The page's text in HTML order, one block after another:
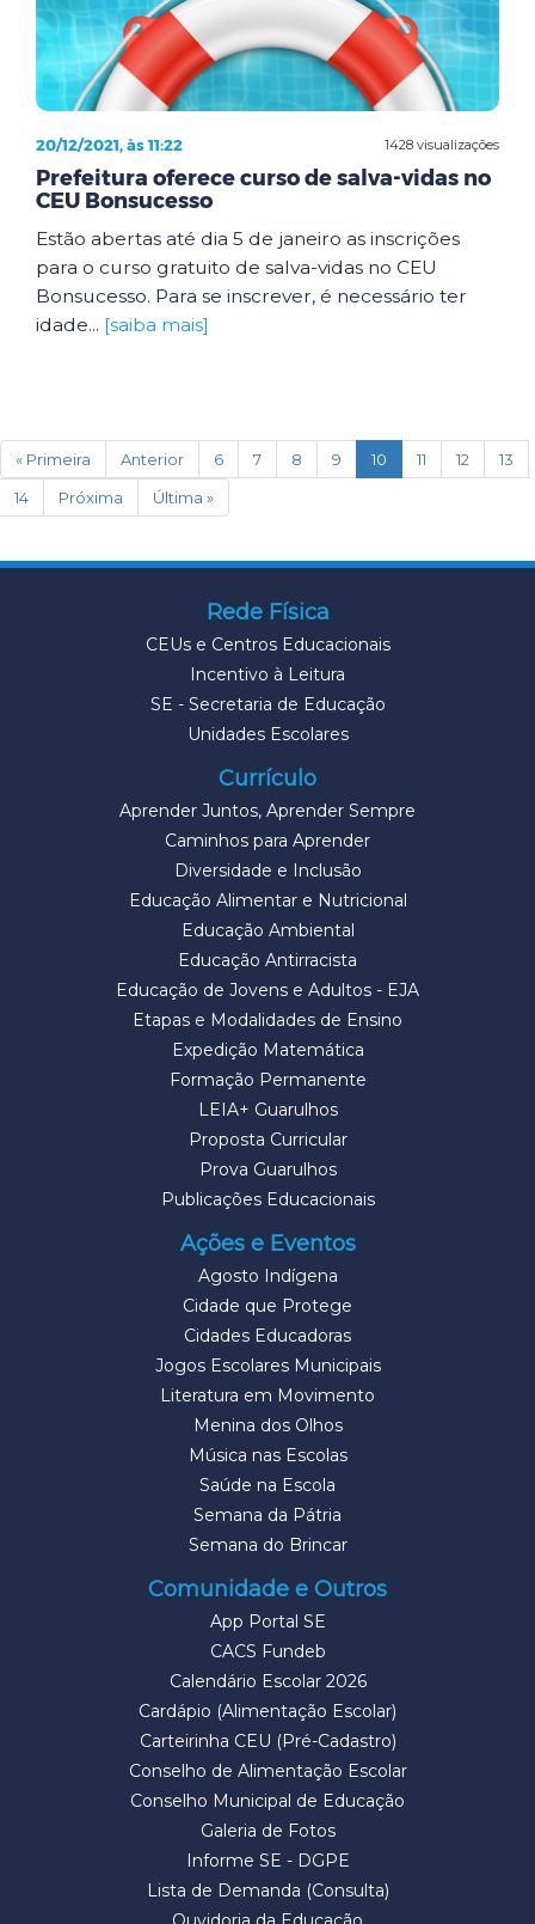
1428 visualizações
20/12/2021, às 11:22
Prefeitura oferece curso de salva-vidas no
CEU Bonsucesso
Estão abertas até dia 5 de janeiro as inscrições
para o curso gratuito de salva-vidas no CEU
Bonsucesso. Para se inscrever, é necessário ter
idade... [saiba mais]
« Primeira Anterior 6 7 8 9 10 (current)
11 12
13
14
Próxima Última »
Rede Física
CEUs e Centros Educacionais
Incentivo à Leitura
SE - Secretaria de Educação
Unidades Escolares
Currículo
Aprender Juntos, Aprender Sempre
Caminhos para Aprender
Diversidade e Inclusão
Educação Alimentar e Nutricional
Educação Ambiental
Educação Antirracista
Educação de Jovens e Adultos - EJA
Etapas e Modalidades de Ensino
Expedição Matemática
Formação Permanente
LEIA+ Guarulhos
Proposta Curricular
Prova Guarulhos
Publicações Educacionais
Ações e Eventos
Agosto Indígena
Cidade que Protege
Cidades Educadoras
Jogos Escolares Municipais
Literatura em Movimento
Menina dos Olhos
Música nas Escolas
Saúde na Escola
Semana da Pátria
Semana do Brincar
Comunidade e Outros
App Portal SE
CACS Fundeb
Calendário Escolar 2026
Cardápio (Alimentação Escolar)
Carteirinha CEU (Pré-Cadastro)
Conselho de Alimentação Escolar
Conselho Municipal de Educação
Galeria de Fotos
Informe SE - DGPE
Lista de Demanda (Consulta)